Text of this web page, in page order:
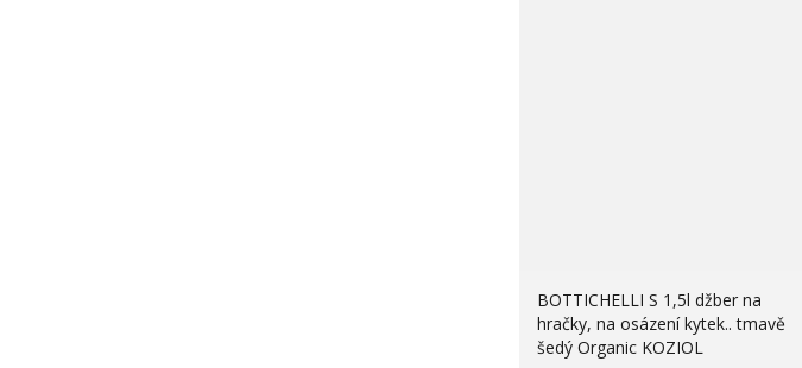
BOTTICHELLI S 1,5l džber na
hračky, na osázení kytek.. tmavě
šedý Organic KOZIOL